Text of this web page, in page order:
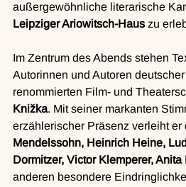
außergewöhnliche literarische
Leipziger Ariowitsch-Haus zu
Im Zentrum des Abends stehen
Autorinnen und Autoren
renommierten Film- und
Knižka. Mit seiner markanten
erzählerischer Präsenz verleiht er
Mendelssohn, Heinrich Heine,
Dormitzer, Victor Klemperer,
anderen besondere